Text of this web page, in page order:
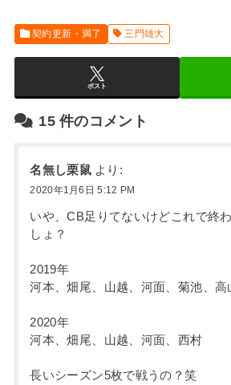
契約更新・満了 三門雄大
ポスト
15件のコメント
名無し栗鼠 より:
2020年1月6日 5:12 PM
いや、CB足りてないけどこれで終
しょ？
2019年
河本、畑尾、山越、河面、菊池、高
2020年
河本、畑尾、山越、河面、西村
長いシーズン5枚で戦うの？笑